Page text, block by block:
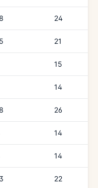
24
21
15
14
26
14
14
22